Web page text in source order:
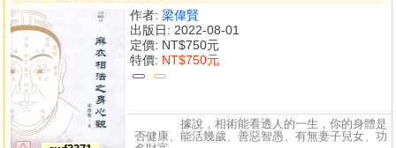
作者: 梁偉賢
出版日: 2022-08-01
定價: NT$750元
特價: NT$750元
據說，相術能看透人的一生，你的身體是
否健康、能活幾歲、善惡智愚、有無妻子兒女、功